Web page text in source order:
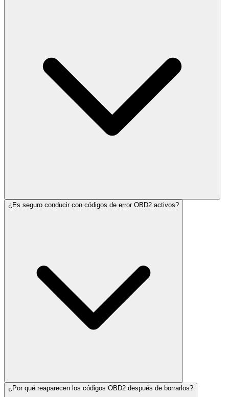
¿Es seguro conducir con códigos de error OBD2 activos?
¿Por qué reaparecen los códigos OBD2 después de borrarlos?